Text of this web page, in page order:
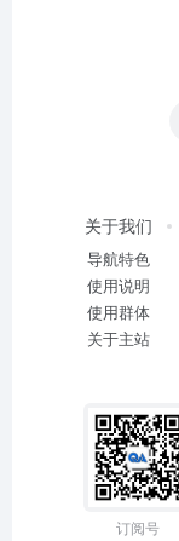
关于我们
导航特色
使用说明
使用群体
关于主站
订阅号